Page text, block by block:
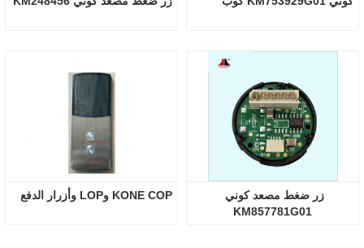
KONE COP وLOP وأزرار الدفع
KM857781G01